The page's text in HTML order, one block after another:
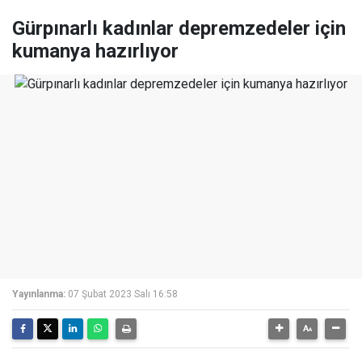
Gürpınarlı kadınlar depremzedeler için
kumanya hazırlıyor
Yayınlanma: 07 Şubat 2023 Salı 16:58